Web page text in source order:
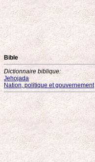
Bible
Dictionnaire biblique:
Jehojada
Nation, politique et gouvernement